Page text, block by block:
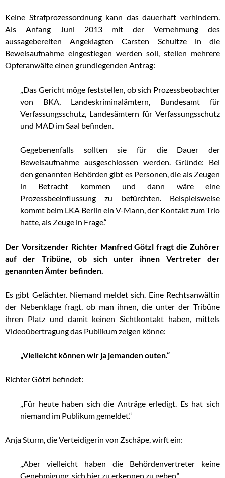
Keine Strafprozessordnung kann das dauerhaft verhindern.
Als Anfang Juni 2013 mit der Vernehmung des
aussagebereiten Angeklagten Carsten Schultze in die
Beweisaufnahme eingestiegen werden soll, stellen mehrere
Opferanwälte einen grundlegenden Antrag:
„Das Gericht möge feststellen, ob sich Prozessbeobachter
von BKA, Landeskriminalämtern, Bundesamt für
Verfassungsschutz, Landesämtern für Verfassungsschutz
und MAD im Saal befinden.
Gegebenenfalls sollten sie für die Dauer der
Beweisaufnahme ausgeschlossen werden. Gründe: Bei
den genannten Behörden gibt es Personen, die als Zeugen
in Betracht kommen und dann wäre eine
Prozessbeeinflussung zu befürchten. Beispielsweise
kommt beim LKA Berlin ein V-Mann, der Kontakt zum Trio
hatte, als Zeuge in Frage.“
Der Vorsitzender Richter Manfred Götzl fragt die Zuhörer
auf der Tribüne, ob sich unter ihnen Vertreter der
genannten Ämter befinden.
Es gibt Gelächter. Niemand meldet sich. Eine Rechtsanwältin
der Nebenklage fragt, ob man ihnen, die unter der Tribüne
ihren Platz und damit keinen Sichtkontakt haben, mittels
Videoübertragung das Publikum zeigen könne:
„Vielleicht können wir ja jemanden outen.“
Richter Götzl befindet:
„Für heute haben sich die Anträge erledigt. Es hat sich
niemand im Publikum gemeldet.“
Anja Sturm, die Verteidigerin von Zschäpe, wirft ein:
„Aber vielleicht haben die Behördenvertreter keine
Genehmigung, sich hier zu erkennen zu geben.“